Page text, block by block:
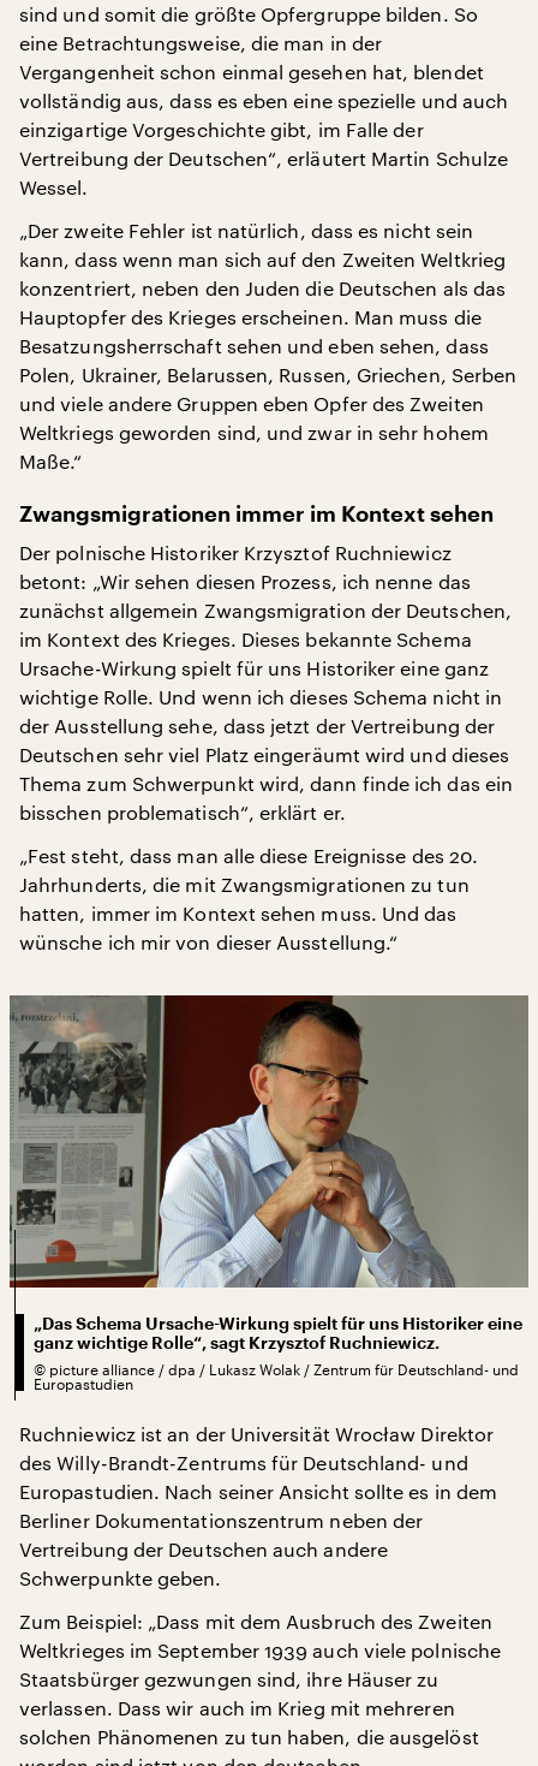
sind und somit die größte Opfergruppe bilden. So
eine Betrachtungsweise, die man in der
Vergangenheit schon einmal gesehen hat, blendet
vollständig aus, dass es eben eine spezielle und auch
einzigartige Vorgeschichte gibt, im Falle der
Vertreibung der Deutschen“, erläutert Martin Schulze
Wessel.
„Der zweite Fehler ist natürlich, dass es nicht sein
kann, dass wenn man sich auf den Zweiten Weltkrieg
konzentriert, neben den Juden die Deutschen als das
Hauptopfer des Krieges erscheinen. Man muss die
Besatzungsherrschaft sehen und eben sehen, dass
Polen, Ukrainer, Belarussen, Russen, Griechen, Serben
und viele andere Gruppen eben Opfer des Zweiten
Weltkriegs geworden sind, und zwar in sehr hohem
Maße.“
Zwangsmigrationen immer im Kontext sehen
Der polnische Historiker Krzysztof Ruchniewicz
betont: „Wir sehen diesen Prozess, ich nenne das
zunächst allgemein Zwangsmigration der Deutschen,
im Kontext des Krieges. Dieses bekannte Schema
Ursache-Wirkung spielt für uns Historiker eine ganz
wichtige Rolle. Und wenn ich dieses Schema nicht in
der Ausstellung sehe, dass jetzt der Vertreibung der
Deutschen sehr viel Platz eingeräumt wird und dieses
Thema zum Schwerpunkt wird, dann finde ich das ein
bisschen problematisch“, erklärt er.
„Fest steht, dass man alle diese Ereignisse des 20.
Jahrhunderts, die mit Zwangsmigrationen zu tun
hatten, immer im Kontext sehen muss. Und das
wünsche ich mir von dieser Ausstellung.“
„Das Schema Ursache-Wirkung spielt für uns Historiker eine
ganz wichtige Rolle“, sagt Krzysztof Ruchniewicz.
© picture alliance / dpa / Lukasz Wolak / Zentrum für Deutschland- und
Europastudien
Ruchniewicz ist an der Universität Wrocław Direktor
des Willy-Brandt-Zentrums für Deutschland- und
Europastudien. Nach seiner Ansicht sollte es in dem
Berliner Dokumentationszentrum neben der
Vertreibung der Deutschen auch andere
Schwerpunkte geben.
Zum Beispiel: „Dass mit dem Ausbruch des Zweiten
Weltkrieges im September 1939 auch viele polnische
Staatsbürger gezwungen sind, ihre Häuser zu
verlassen. Dass wir auch im Krieg mit mehreren
solchen Phänomenen zu tun haben, die ausgelöst